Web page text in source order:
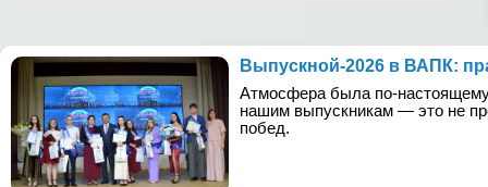
Выпускной‑2026 в ВАПК:
Атмосфера была
нашим выпускникам — это не
побед.